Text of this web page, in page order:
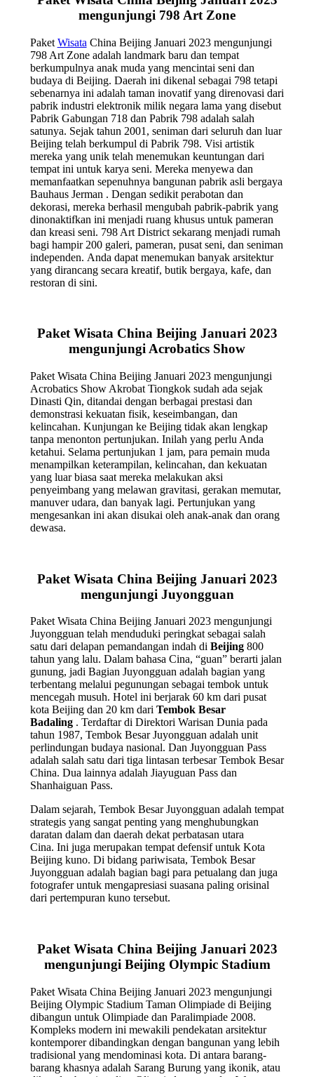
mengunjungi 798 Art Zone
Paket Wisata China Beijing Januari 2023 mengunjungi
798 Art Zone adalah landmark baru dan tempat
berkumpulnya anak muda yang mencintai seni dan
budaya di Beijing. Daerah ini dikenal sebagai 798 tetapi
sebenarnya ini adalah taman inovatif yang direnovasi dari
pabrik industri elektronik milik negara lama yang disebut
Pabrik Gabungan 718 dan Pabrik 798 adalah salah
satunya. Sejak tahun 2001, seniman dari seluruh dan luar
Beijing telah berkumpul di Pabrik 798. Visi artistik
mereka yang unik telah menemukan keuntungan dari
tempat ini untuk karya seni. Mereka menyewa dan
memanfaatkan sepenuhnya bangunan pabrik asli bergaya
Bauhaus Jerman . Dengan sedikit perabotan dan
dekorasi, mereka berhasil mengubah pabrik-pabrik yang
dinonaktifkan ini menjadi ruang khusus untuk pameran
dan kreasi seni. 798 Art District sekarang menjadi rumah
bagi hampir 200 galeri, pameran, pusat seni, dan seniman
independen. Anda dapat menemukan banyak arsitektur
yang dirancang secara kreatif, butik bergaya, kafe, dan
restoran di sini.
Paket Wisata China Beijing Januari 2023
mengunjungi Acrobatics Show
Paket Wisata China Beijing Januari 2023 mengunjungi
Acrobatics Show Akrobat Tiongkok sudah ada sejak
Dinasti Qin, ditandai dengan berbagai prestasi dan
demonstrasi kekuatan fisik, keseimbangan, dan
kelincahan. Kunjungan ke Beijing tidak akan lengkap
tanpa menonton pertunjukan. Inilah yang perlu Anda
ketahui. Selama pertunjukan 1 jam, para pemain muda
menampilkan keterampilan, kelincahan, dan kekuatan
yang luar biasa saat mereka melakukan aksi
penyeimbang yang melawan gravitasi, gerakan memutar,
manuver udara, dan banyak lagi. Pertunjukan yang
mengesankan ini akan disukai oleh anak-anak dan orang
dewasa.
Paket Wisata China Beijing Januari 2023
mengunjungi Juyongguan
Paket Wisata China Beijing Januari 2023 mengunjungi
Juyongguan telah menduduki peringkat sebagai salah
satu dari delapan pemandangan indah di Beijing800
tahun yang lalu. Dalam bahasa Cina, “guan” berarti jalan
gunung, jadi Bagian Juyongguan adalah bagian yang
terbentang melalui pegunungan sebagai tembok untuk
mencegah musuh. Hotel ini berjarak 60 km dari pusat
kota Beijing dan 20 km dari Tembok Besar
Badaling. Terdaftar di Direktori Warisan Dunia pada
tahun 1987, Tembok Besar Juyongguan adalah unit
perlindungan budaya nasional. Dan Juyongguan Pass
adalah salah satu dari tiga lintasan terbesar Tembok Besar
China. Dua lainnya adalah Jiayuguan Pass dan
Shanhaiguan Pass.
Dalam sejarah, Tembok Besar Juyongguan adalah tempat
strategis yang sangat penting yang menghubungkan
daratan dalam dan daerah dekat perbatasan utara
Cina. Ini juga merupakan tempat defensif untuk Kota
Beijing kuno. Di bidang pariwisata, Tembok Besar
Juyongguan adalah bagian bagi para petualang dan juga
fotografer untuk mengapresiasi suasana paling orisinal
dari pertempuran kuno tersebut.
Paket Wisata China Beijing Januari 2023
mengunjungi Beijing Olympic Stadium
Paket Wisata China Beijing Januari 2023 mengunjungi
Beijing Olympic Stadium Taman Olimpiade di Beijing
dibangun untuk Olimpiade dan Paralimpiade 2008.
Kompleks modern ini mewakili pendekatan arsitektur
kontemporer dibandingkan dengan bangunan yang lebih
tradisional yang mendominasi kota. Di antara barang-
barang khasnya adalah Sarang Burung yang ikonik, atau